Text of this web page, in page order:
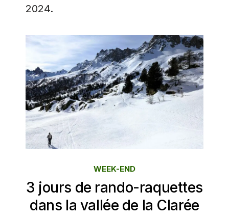
2024.
3 jours de rando-raquettes
dans la vallée de la Clarée
WEEK-END